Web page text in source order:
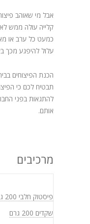
אבל מי שאוהב
קלייה עולה ממש
כמעט כל ערב או
עלול להיפגע מכך
הכנת הפיצוחים
תבטיח לכם כי
להתגאות בפני
אותם.
מרכיבים
פיסטוק חלבי 200 גרם
שקדים 200 גרם